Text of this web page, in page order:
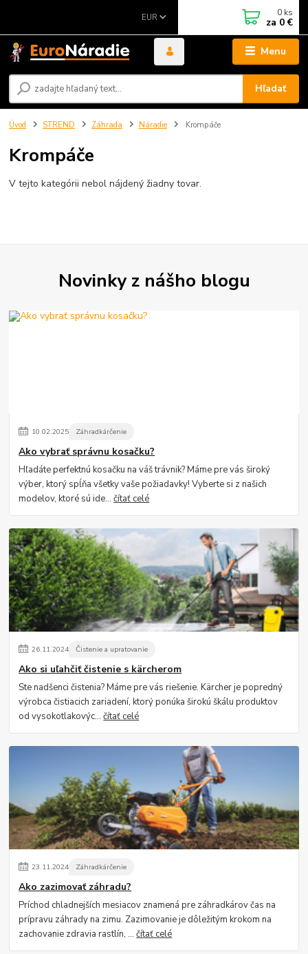
Menu
EUR
Hľadať
0 ks
za 0 €
Úvod STREND Záhrada Náradie Krompáče
Krompáče
V tejto kategórii nebol nájdený žiadny tovar.
Novinky z nášho blogu
10.02.2025 Záhradkárčenie
Ako vybrať správnu kosačku?
Hľadáte perfektnú kosačku na váš trávnik? Máme pre vás široký
výber, ktorý spĺňa všetky vaše požiadavky! Vyberte si z našich
modelov, ktoré sú ide...čítať celé
26.11.2024 Čistenie a upratovanie
Ako si uľahčiť čistenie s kärcherom
Ste nadšenci čistenia? Máme pre vás riešenie. Kärcher je popredný
výrobca čistiacich zariadení, ktorý ponúka širokú škálu produktov
od vysokotlakovýc...čítať celé
23.11.2024 Záhradkárčenie
Ako zazimovať záhradu?
Príchod chladnejších mesiacov znamená pre záhradkárov čas na
prípravu záhrady na zimu. Zazimovanie je dôležitým krokom na
zachovanie zdravia rastlín, ...čítať celé